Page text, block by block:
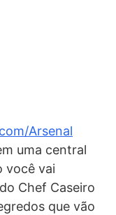
Arsenal
uma central
você vai
Chef Caseiro
que vão